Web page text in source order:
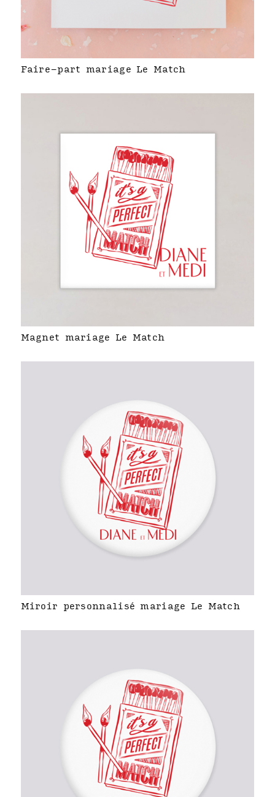
Faire-part mariage Le Match
Magnet mariage Le Match
Miroir personnalisé mariage Le Match